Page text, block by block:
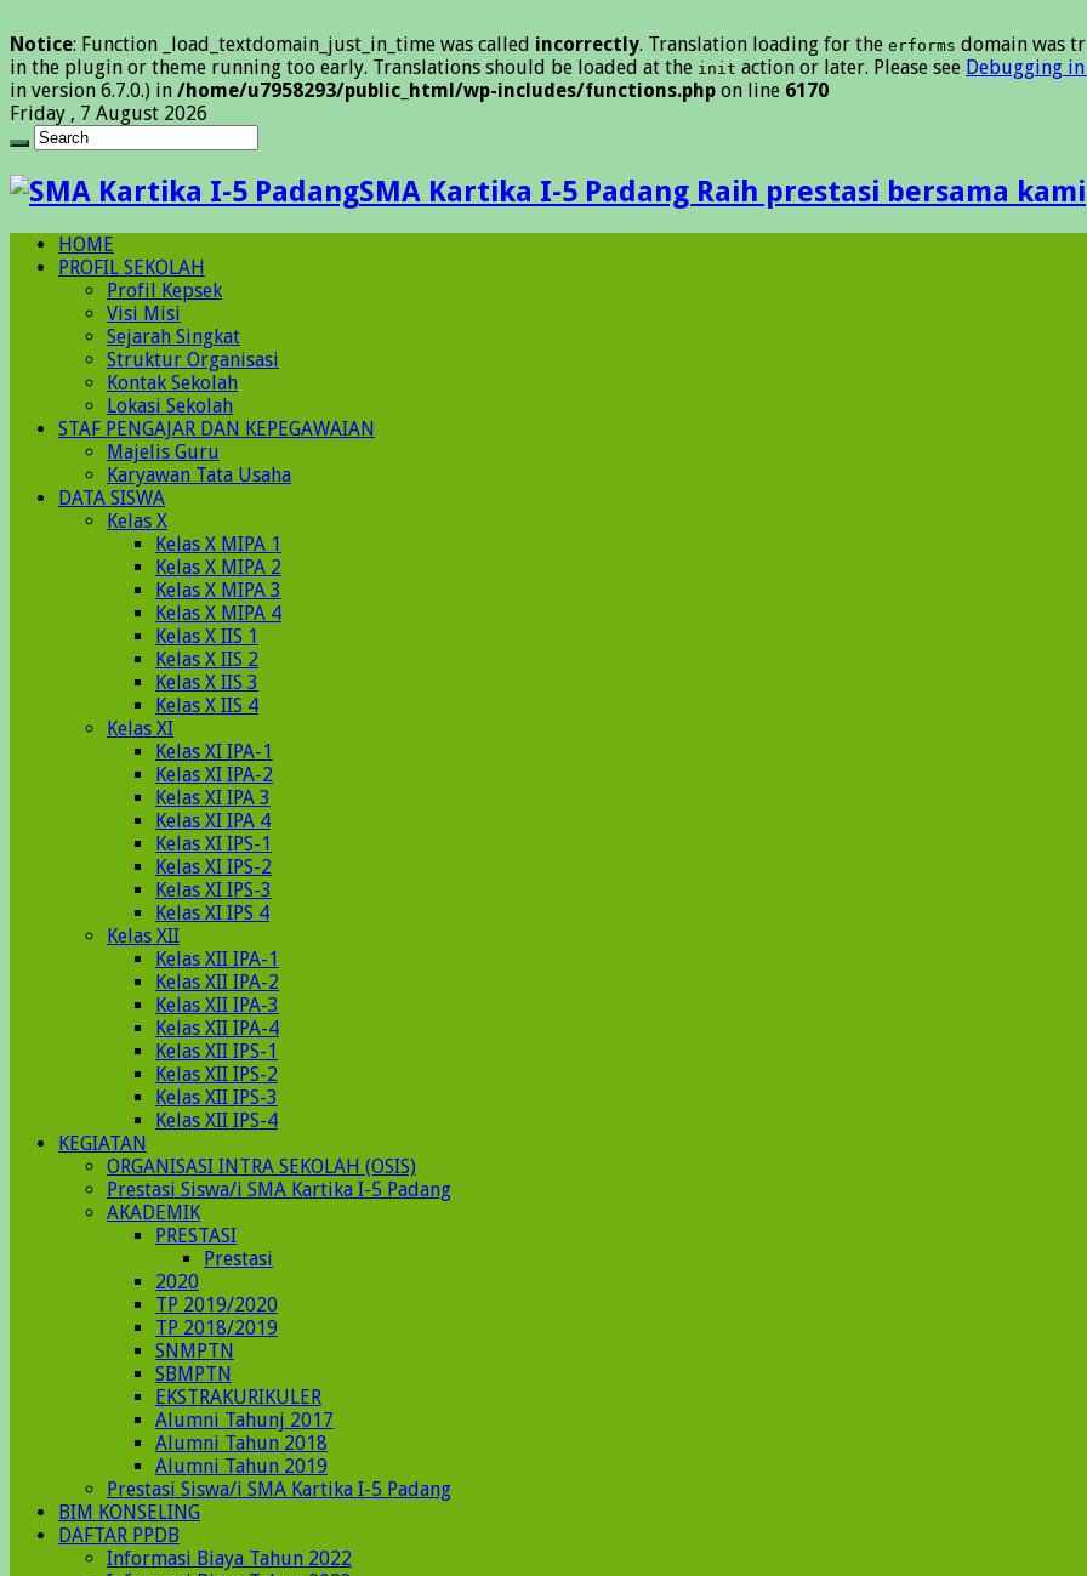
Notice: Function _load_textdomain_just_in_time was called incorrectly. Translation loading for the erforms domain was
in the plugin or theme running too early. Translations should be loaded at the init action or later. Please see Debugging
in version 6.7.0.) in /home/u7958293/public_html/wp-includes/functions.php on line 6170
Friday , 7 August 2026
SMA Kartika I-5 Padang Raih prestasi bersama kami
HOME
PROFIL SEKOLAH
Profil Kepsek
Visi Misi
Sejarah Singkat
Struktur Organisasi
Kontak Sekolah
Lokasi Sekolah
STAF PENGAJAR DAN KEPEGAWAIAN
Majelis Guru
Karyawan Tata Usaha
DATA SISWA
Kelas X
Kelas X MIPA 1
Kelas X MIPA 2
Kelas X MIPA 3
Kelas X MIPA 4
Kelas X IIS 1
Kelas X IIS 2
Kelas X IIS 3
Kelas X IIS 4
Kelas XI
Kelas XI IPA-1
Kelas XI IPA-2
Kelas XI IPA 3
Kelas XI IPA 4
Kelas XI IPS-1
Kelas XI IPS-2
Kelas XI IPS-3
Kelas XI IPS 4
Kelas XII
Kelas XII IPA-1
Kelas XII IPA-2
Kelas XII IPA-3
Kelas XII IPA-4
Kelas XII IPS-1
Kelas XII IPS-2
Kelas XII IPS-3
Kelas XII IPS-4
KEGIATAN
ORGANISASI INTRA SEKOLAH (OSIS)
Prestasi Siswa/i SMA Kartika I-5 Padang
AKADEMIK
PRESTASI
Prestasi
2020
TP 2019/2020
TP 2018/2019
SNMPTN
SBMPTN
EKSTRAKURIKULER
Alumni Tahunj 2017
Alumni Tahun 2018
Alumni Tahun 2019
Prestasi Siswa/i SMA Kartika I-5 Padang
BIM KONSELING
DAFTAR PPDB
Informasi Biaya Tahun 2022